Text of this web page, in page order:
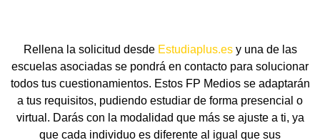
Rellena la solicitud desde Estudiaplus.esy una de las
escuelas asociadas se pondrá en contacto para solucionar
todos tus cuestionamientos. Estos FP Medios se adaptarán
a tus requisitos, pudiendo estudiar de forma presencial o
virtual. Darás con la modalidad que más se ajuste a ti, ya
que cada individuo es diferente al igual que sus